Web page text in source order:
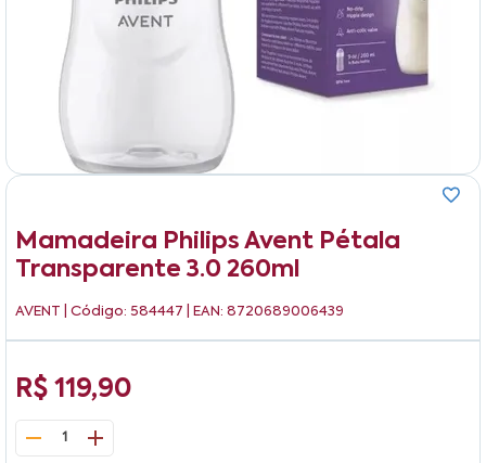
Mamadeira Philips Avent Pétala
Transparente 3.0 260ml
AVENT | Código: 584447 | EAN: 8720689006439
R$ 119,90
1